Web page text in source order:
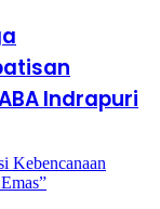
Indrapuri